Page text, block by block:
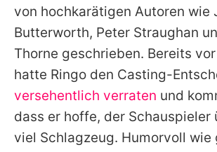
von hochkarätigen Autoren wie
Butterworth, Peter Straughan
Thorne geschrieben. Bereits
hatte Ringo den Casting-
versehentlich verraten und
dass er hoffe, der Schauspieler
viel Schlagzeug. Humorvoll wie